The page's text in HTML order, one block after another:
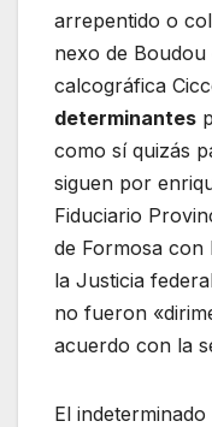
arrepentido o
nexo de
calcográfica
determinantes
como sí quizás
siguen por
Fiduciario
de Formosa con
la Justicia
no fueron
acuerdo con la
El indeterminado